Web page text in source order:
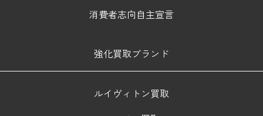
消費者志向自主宣言
強化買取ブランド
ルイヴィトン買取